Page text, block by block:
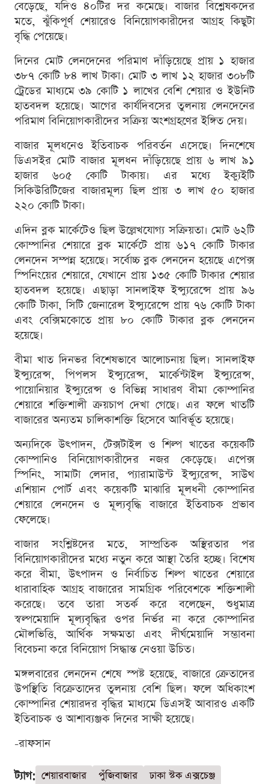
বেড়েছে, যদিও ৪০টির দর কমেছে। বাজার বিশ্লেষকদের
মতে, ঝুঁকিপূর্ণ শেয়ারেও বিনিয়োগকারীদের আগ্রহ কিছুটা
বৃদ্ধি পেয়েছে।
দিনের মোট লেনদেনের পরিমাণ দাঁড়িয়েছে প্রায় ১ হাজার
৩৮৭ কোটি ৮৪ লাখ টাকা। মোট ৩ লাখ ১২ হাজার ৩০৮টি
ট্রেডের মাধ্যমে ৩৯ কোটি ১ লাখের বেশি শেয়ার ও ইউনিট
হাতবদল হয়েছে। আগের কার্যদিবসের তুলনায় লেনদেনের
পরিমাণ বিনিয়োগকারীদের সক্রিয় অংশগ্রহণের ইঙ্গিত দেয়।
বাজার মূলধনেও ইতিবাচক পরিবর্তন এসেছে। দিনশেষে
ডিএসইর মোট বাজার মূলধন দাঁড়িয়েছে প্রায় ৬ লাখ ৯১
হাজার ৬০৫ কোটি টাকায়। এর মধ্যে ইক্যুইটি
সিকিউরিটিজের বাজারমূল্য ছিল প্রায় ৩ লাখ ৫০ হাজার
২২০ কোটি টাকা।
এদিন ব্লক মার্কেটেও ছিল উল্লেখযোগ্য সক্রিয়তা। মোট ৬২টি
কোম্পানির শেয়ারে ব্লক মার্কেটে প্রায় ৬১৭ কোটি টাকার
লেনদেন সম্পন্ন হয়েছে। সর্বোচ্চ ব্লক লেনদেন হয়েছে এপেক্স
স্পিনিংয়ের শেয়ারে, যেখানে প্রায় ১৩৫ কোটি টাকার শেয়ার
হাতবদল হয়েছে। এছাড়া সানলাইফ ইন্স্যুরেন্সে প্রায় ৯৬
কোটি টাকা, সিটি জেনারেল ইন্স্যুরেন্সে প্রায় ৭৬ কোটি টাকা
এবং বেক্সিমকোতে প্রায় ৮০ কোটি টাকার ব্লক লেনদেন
হয়েছে।
বীমা খাত দিনভর বিশেষভাবে আলোচনায় ছিল। সানলাইফ
ইন্স্যুরেন্স, পিপলস ইন্স্যুরেন্স, মার্কেন্টাইল ইন্স্যুরেন্স,
পায়োনিয়ার ইন্স্যুরেন্স ও বিভিন্ন সাধারণ বীমা কোম্পানির
শেয়ারে শক্তিশালী ক্রয়চাপ দেখা গেছে। এর ফলে খাতটি
বাজারের অন্যতম চালিকাশক্তি হিসেবে আবির্ভূত হয়েছে।
অন্যদিকে উৎপাদন, টেক্সটাইল ও শিল্প খাতের কয়েকটি
কোম্পানিও বিনিয়োগকারীদের নজর কেড়েছে। এপেক্স
স্পিনিং, সামাটা লেদার, প্যারামাউন্ট ইন্স্যুরেন্স, সাউথ
এশিয়ান পোর্ট এবং কয়েকটি মাঝারি মূলধনী কোম্পানির
শেয়ারে লেনদেন ও মূল্যবৃদ্ধি বাজারে ইতিবাচক প্রভাব
ফেলেছে।
বাজার সংশ্লিষ্টদের মতে, সাম্প্রতিক অস্থিরতার পর
বিনিয়োগকারীদের মধ্যে নতুন করে আস্থা তৈরি হচ্ছে। বিশেষ
করে বীমা, উৎপাদন ও নির্বাচিত শিল্প খাতের শেয়ারে
ধারাবাহিক আগ্রহ বাজারের সামগ্রিক পরিবেশকে শক্তিশালী
করেছে। তবে তারা সতর্ক করে বলেছেন, শুধুমাত্র
স্বল্পমেয়াদি মূল্যবৃদ্ধির ওপর নির্ভর না করে কোম্পানির
মৌলভিত্তি, আর্থিক সক্ষমতা এবং দীর্ঘমেয়াদি সম্ভাবনা
বিবেচনা করে বিনিয়োগ সিদ্ধান্ত নেওয়া উচিত।
মঙ্গলবারের লেনদেন শেষে স্পষ্ট হয়েছে, বাজারে ক্রেতাদের
উপস্থিতি বিক্রেতাদের তুলনায় বেশি ছিল। ফলে অধিকাংশ
কোম্পানির শেয়ারদর বৃদ্ধির মাধ্যমে ডিএসই আবারও একটি
ইতিবাচক ও আশাব্যঞ্জক দিনের সাক্ষী হয়েছে।
-রাফসান
ট্যাগ: শেয়ারবাজার পুঁজিবাজার
ঢাকা স্টক এক্সচেঞ্জ